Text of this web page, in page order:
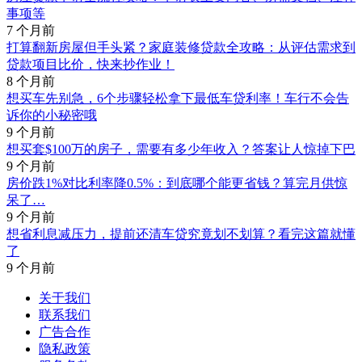
事项等
7 个月前
打算翻新房屋但手头紧？家庭装修贷款全攻略：从评估需求到
贷款项目比价，快来抄作业！
8 个月前
想买车先别急，6个步骤轻松拿下最低车贷利率！车行不会告
诉你的小秘密哦
9 个月前
想买套$100万的房子，需要有多少年收入？答案让人惊掉下巴
9 个月前
房价跌1%对比利率降0.5%：到底哪个能更省钱？算完月供惊
呆了…
9 个月前
想省利息减压力，提前还清车贷究竟划不划算？看完这篇就懂
了
9 个月前
关于我们
联系我们
广告合作
隐私政策